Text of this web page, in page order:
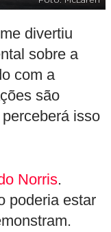
divertiu
sobre a
com a
são
isso
Norris.
poderia estar